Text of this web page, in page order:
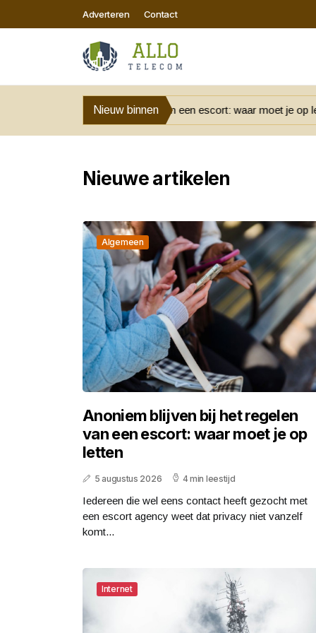
Adverteren Contact
Nieuw binnen
het regelen van een escort: waar moet je op letten Slimme
Nieuwe artikelen
Algemeen
Anoniem blijven bij het regelen
van een escort: waar moet je op
letten
5 augustus 2026 4 min leestijd
Iedereen die wel eens contact heeft gezocht met
een escort agency weet dat privacy niet vanzelf
komt...
Internet